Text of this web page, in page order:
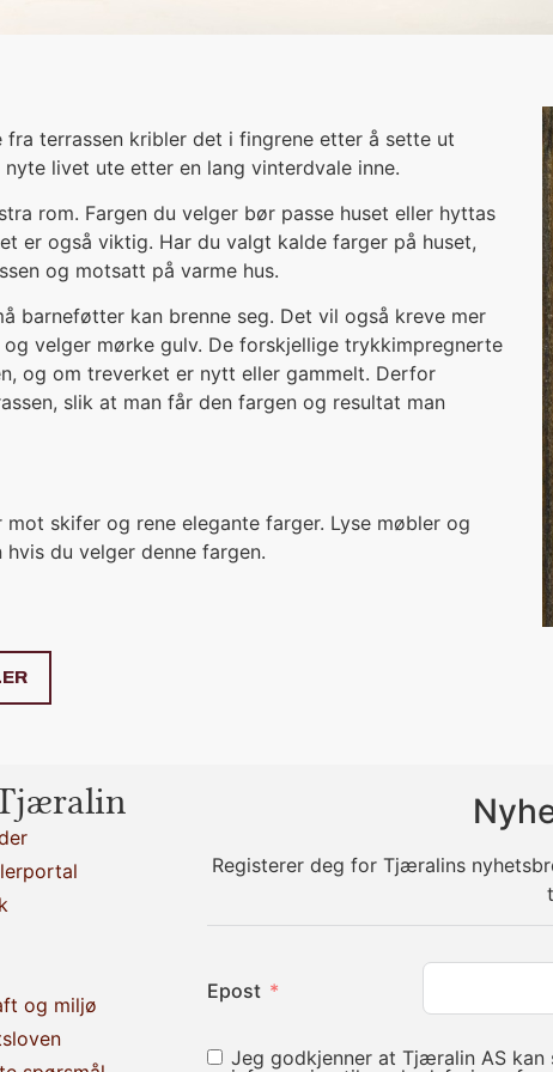
terrassen kribler det i fingrene etter å sette ut
livet ute etter en lang vinterdvale inne.
rom. Fargen du velger bør passe huset eller hyttas
er også viktig. Har du valgt kalde farger på huset,
og motsatt på varme hus.
barneføtter kan brenne seg. Det vil også kreve mer
velger mørke gulv. De forskjellige trykkimpregnerte
og om treverket er nytt eller gammelt. Derfor
slik at man får den fargen og resultat man
skifer og rene elegante farger. Lyse møbler og
du velger denne fargen.
og miljø
Registerer deg for Tjæralins
Epost
Jeg godkjenner at Tjæralin AS kan